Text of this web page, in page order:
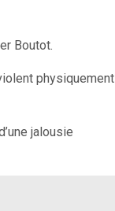
Boutot.
physiquement
jalousie